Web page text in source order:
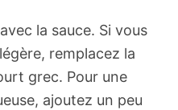
la sauce. Si vous
remplacez la
grec. Pour une
ajoutez un peu